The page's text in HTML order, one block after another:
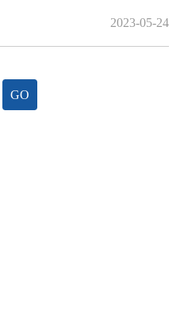
2023-05-24
GO